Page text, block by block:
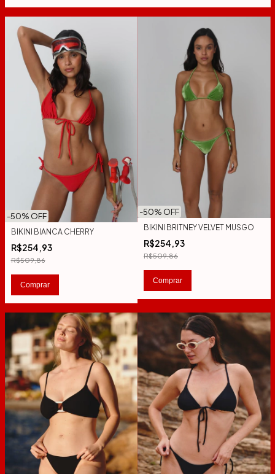
-50% OFF
BIKINI BIANCA CHERRY
R$254,93
R$509,86
Comprar
-50% OFF
BIKINI BRITNEY VELVET MUSGO
R$254,93
R$509,86
Comprar